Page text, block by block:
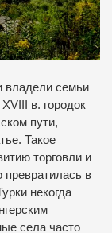
владели семьи
в. городок
пути,
Такое
торговли и
превратилась в
некогда
села часто